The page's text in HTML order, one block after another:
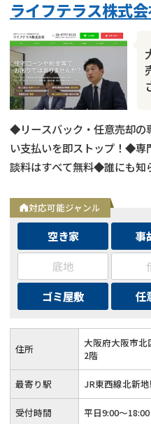
ライフテラス株式
◆リースバック・任意売却
い支払いを即ストップ！◆
談料はすべて無料◆誰にも知
◆1,200件以上の不動産と
債務整理や自己破産、離婚
対応可能ジャンル
空き家 事
底地
ゴミ屋敷
任
住所
大阪府大阪市北
2階
最寄り駅 JR東西線北新
受付時間 平日9:00～18:00